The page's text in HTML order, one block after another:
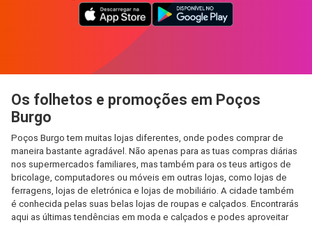
Os folhetos e promoções em Poços
Burgo
Poços Burgo tem muitas lojas diferentes, onde podes comprar de
maneira bastante agradável. Não apenas para as tuas compras diárias
nos supermercados familiares, mas também para os teus artigos de
bricolage, computadores ou móveis em outras lojas, como lojas de
ferragens, lojas de eletrónica e lojas de mobiliário. A cidade também
é conhecida pelas suas belas lojas de roupas e calçados. Encontrarás
aqui as últimas tendências em moda e calçados e podes aproveitar